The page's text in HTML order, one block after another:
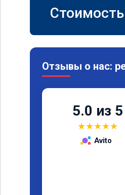
Отзывы о нас:
5.0 из 5
★★★★★
Avito